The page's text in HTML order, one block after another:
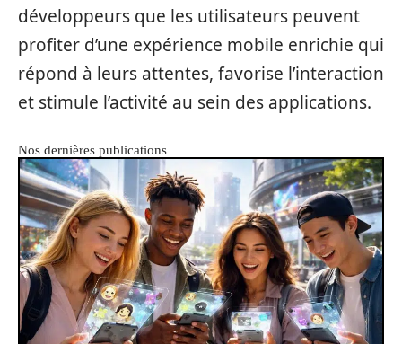
développeurs que les utilisateurs peuvent
profiter d’une expérience mobile enrichie qui
répond à leurs attentes, favorise l’interaction
et stimule l’activité au sein des applications.
Nos dernières publications